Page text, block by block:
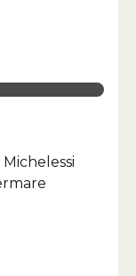
Michelessi